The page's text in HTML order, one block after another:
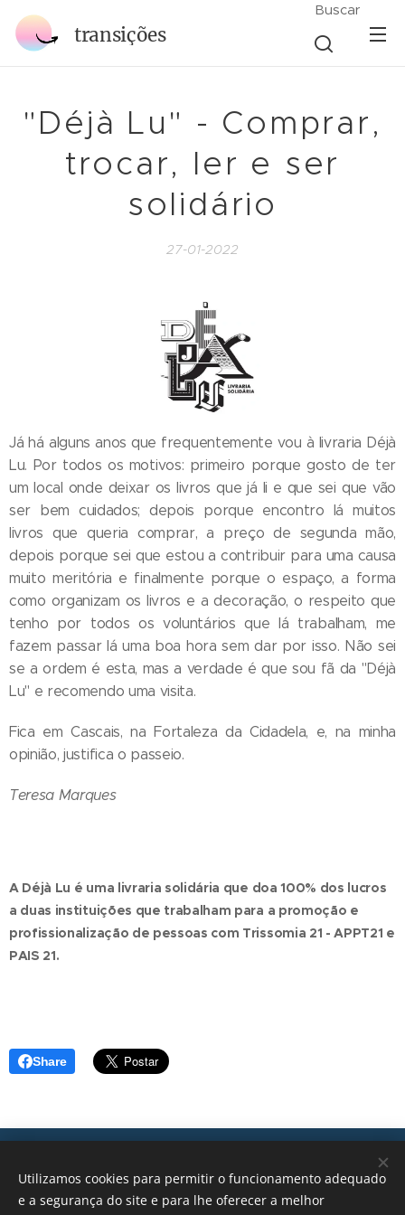
transições
Buscar
"Déjà Lu" - Comprar,
trocar, ler e ser
solidário
27-01-2022
Já há alguns anos que frequentemente vou à livraria Déjà
Lu. Por todos os motivos: primeiro porque gosto de ter
um local onde deixar os livros que já li e que sei que vão
ser bem cuidados; depois porque encontro lá muitos
livros que queria comprar, a preço de segunda mão,
depois porque sei que estou a contribuir para uma causa
muito meritória e finalmente porque o espaço, a forma
como organizam os livros e a decoração, o respeito que
tenho por todos os voluntários que lá trabalham, me
fazem passar lá uma boa hora sem dar por isso. Não sei
se a ordem é esta, mas a verdade é que sou fã da "Déjà
Lu" e recomendo uma visita.
Fica em Cascais, na Fortaleza da Cidadela, e, na minha
opinião, justifica o passeio.
Teresa Marques
A Déjà Lu é uma livraria solidária que doa 100% dos lucros
a duas instituições que trabalham para a promoção e
profissionalização de pessoas com Trissomia 21 - APPT21 e
PAIS 21.
Share
geral@transicoes.pt
Utilizamos cookies para permitir o funcionamento adequado
e a segurança do site e para lhe oferecer a melhor